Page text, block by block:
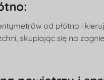
od płótna i
skupiając się na